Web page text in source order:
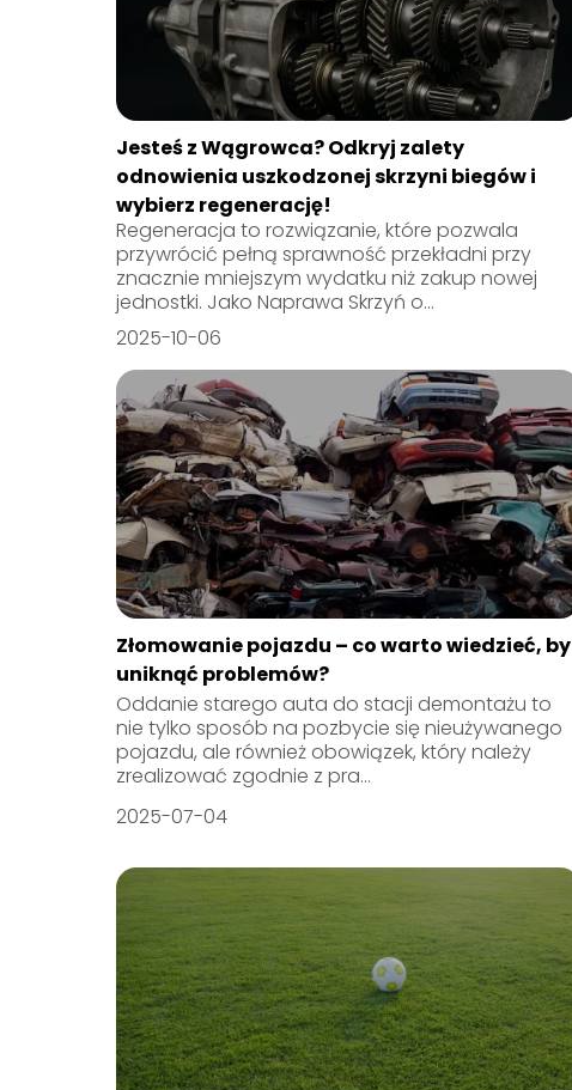
Jesteś z Wągrowca? Odkryj zalety
odnowienia uszkodzonej skrzyni biegów i
wybierz regenerację!
Regeneracja to rozwiązanie, które pozwala
przywrócić pełną sprawność przekładni przy
znacznie mniejszym wydatku niż zakup nowej
jednostki. Jako Naprawa Skrzyń o...
2025-10-06
Złomowanie pojazdu – co warto wiedzieć, by
uniknąć problemów?
Oddanie starego auta do stacji demontażu to
nie tylko sposób na pozbycie się nieużywanego
pojazdu, ale również obowiązek, który należy
zrealizować zgodnie z pra...
2025-07-04